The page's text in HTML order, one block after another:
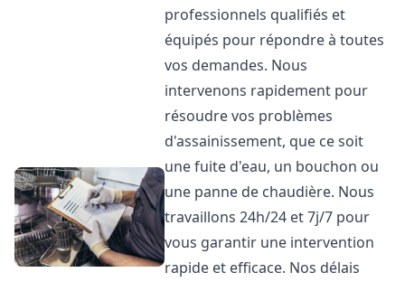
professionnels qualifiés et
équipés pour répondre à toutes
vos demandes. Nous
intervenons rapidement pour
résoudre vos problèmes
d'assainissement, que ce soit
une fuite d'eau, un bouchon ou
une panne de chaudière. Nous
travaillons 24h/24 et 7j/7 pour
vous garantir une intervention
rapide et efficace. Nos délais